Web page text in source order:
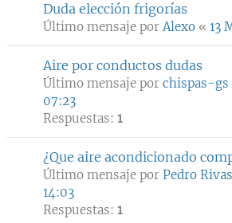
Duda elección frigorías
Último mensaje porAlexo « 13
Aire por conductos dudas
Último mensaje por chispas-gs
07:23
Respuestas: 1
¿Que aire acondicionado
Último mensaje por Pedro Rivas
14:03
Respuestas: 1